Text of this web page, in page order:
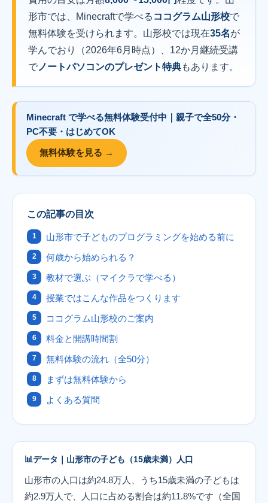
形市では、Minecraftで学べる ココグラム山形校で
無料体験を受けられます。山形校では現在35名が
学んでおり（2026年6月時点）、12か月継続受講
で ノートパソコンのプレゼント特典もあります。
Minecraft で学べる無料体験受付中｜ 親子で全50分・
PC不要・はじめてOK
無料体験を見る →
この記事の目次
山形市で子どものプログラミングを始める前に
何歳から始められる？
教材で選ぶ（マイクラで学べる）
授業ではこんな作品をつくります
ココグラム山形校のご案内
料金と開講時間割
無料体験の流れ（全50分）
まずは無料体験から
よくある質問
データ｜山形市の子ども（15歳未満）人口
山形市の人口は約24.8万人、うち15歳未満の子どもは
約2.9万人で、人口に占める割合は約11.8%です（全国